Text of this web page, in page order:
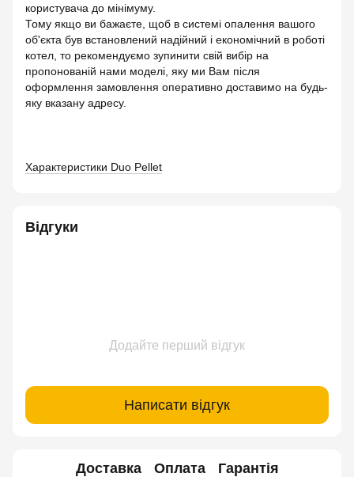
користувача до мінімуму.
Тому якщо ви бажаєте, щоб в системі опалення вашого
об'єкта був встановлений надійний і економічний в роботі
котел, то рекомендуємо зупинити свій вибір на
пропонованій нами моделі, яку ми Вам після
оформлення замовлення оперативно доставимо на будь-
яку вказану адресу.
Характеристики Duo Pellet
Відгуки
Додайте перший відгук
Написати відгук
Доставка Оплата Гарантія